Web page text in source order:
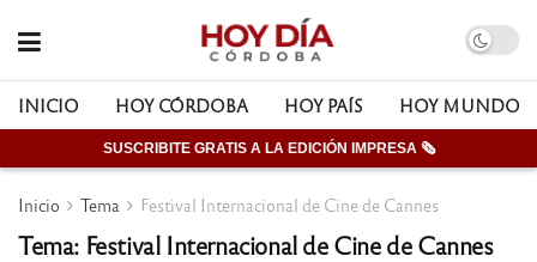
INICIO HOY CÓRDOBA HOY PAÍS HOY MUNDO
SUSCRIBITE GRATIS A LA EDICIÓN IMPRESA 🗞
Inicio Tema Festival Internacional de Cine de Cannes
Tema: Festival Internacional de Cine de Cannes